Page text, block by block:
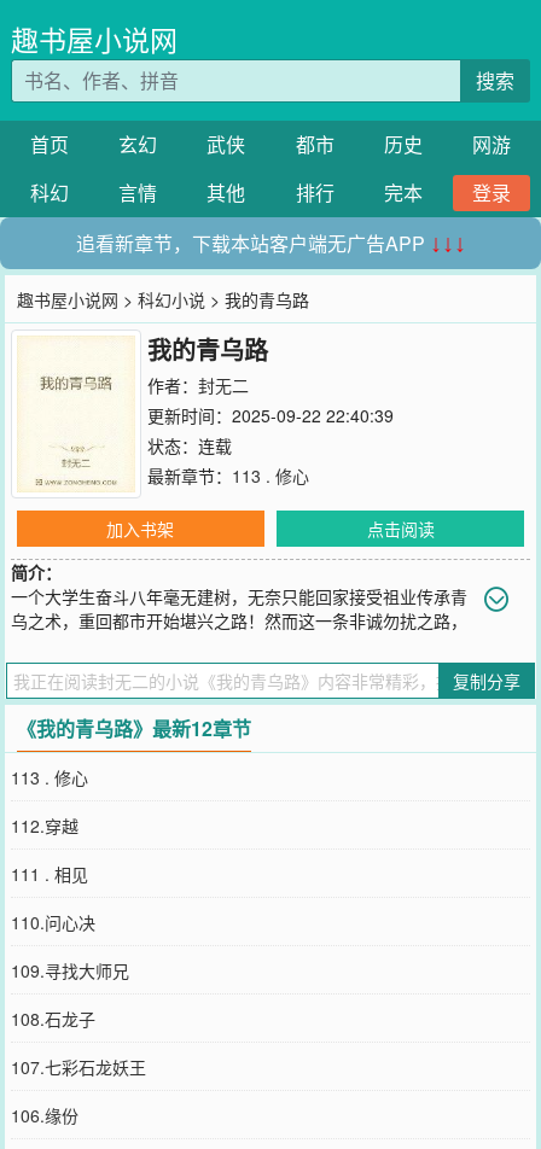
趣书屋小说网
搜索
首页 玄幻 武侠 都市 历史
网游
科幻
言情 其他 排行 完本
登录
追看新章节，下载本站客户端无广告APP ↓↓↓
趣书屋小说网 >科幻小说 > 我的青乌路
我的青乌路
作者： 封无二
更新时间：2025-09-22 22:40:39
状态：连载
最新章节： 113 . 修心
加入书架
点击阅读
简介：
一个大学生奋斗八年毫无建树，无奈只能回家接受祖业传承青
乌之术，重回都市开始堪兴之路！然而这一条非诚勿扰之路，
您要是觉得《我的青乌路》还不错的话请不要忘记向您QQ群和微博微
信里的朋友推荐哦！
复制分享
《我的青乌路》最新12章节
113 . 修心
112.穿越
111 . 相见
110.问心决
109.寻找大师兄
108.石龙子
107.七彩石龙妖王
106.缘份